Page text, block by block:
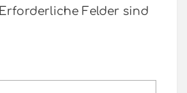
Erforderliche Felder sind